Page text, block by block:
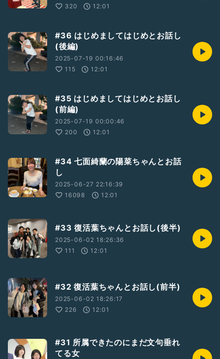
320
12:01
#36 はじめましてはじめとお話し
(後編)
2025-07-19 00:16:46
115
12:01
#35 はじめましてはじめとお話し
(前編)
2025-07-19 00:00:46
200
12:01
#34 七面綺蘭の陽菜ちゃんとお話
し
2025-06-27 22:16:39
16098
12:01
#33 復活葉ちゃんとお話し(後半)
2025-06-02 18:26:36
111
12:01
#32 復活葉ちゃんとお話し(前半)
2025-06-02 18:26:17
226
12:01
#31 所属できたのにまだ文句垂れ
てる女